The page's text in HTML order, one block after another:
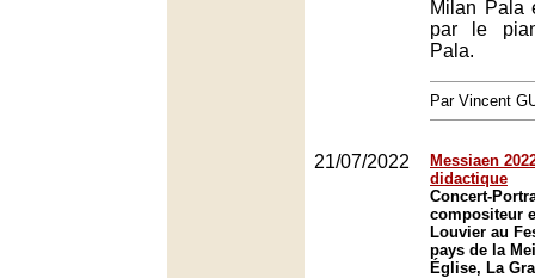
Milan Pala
par le
Pala.
Par Vincent
21/07/2022
Messiaen
didactique
Concert-
compositeur
Louvier au
pays de la
Église, La